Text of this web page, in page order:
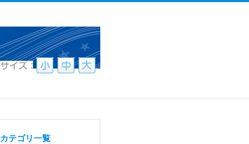
カテゴリ一覧